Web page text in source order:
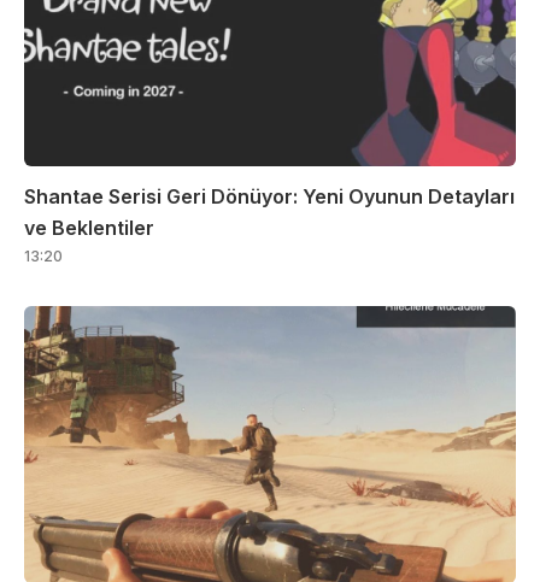
Shantae Serisi Geri Dönüyor: Yeni Oyunun Detayları
ve Beklentiler
13:20